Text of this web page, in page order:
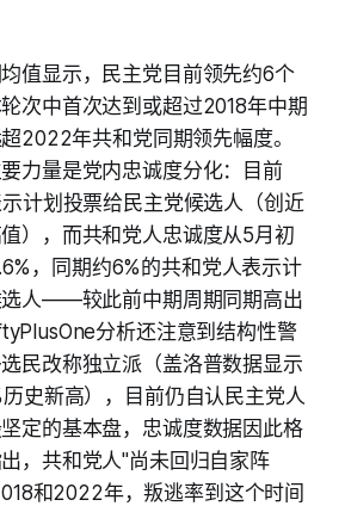
值显示，民主党目前领先约6个
次中首次达到或超过2018年中期
2022年共和党同期领先幅度。
力量是党内忠诚度分化：目前
计划投票给民主党候选人（创近
），而共和党人忠诚度从5月初
，同期约6%的共和党人表示计
选人——较此前中期周期同期高出
分析还注意到结构性警
民改称独立派（盖洛普数据显示
史新高），目前仍自认民主党人
定的基本盘，忠诚度数据因此格
，共和党人"尚未回归自家阵
和2022年，叛逃率到这个时间